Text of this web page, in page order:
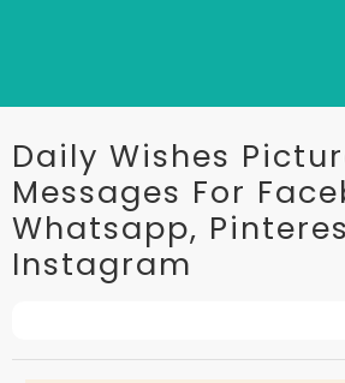
Daily Wishes
Messages For
Whatsapp,
Instagram